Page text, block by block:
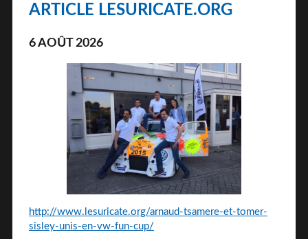
ARTICLE LESURICATE.ORG
6 AOÛT 2026
http://www.lesuricate.org/arnaud-tsamere-et-tomer-
sisley-unis-en-vw-fun-cup/